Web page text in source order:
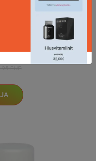
1000ml